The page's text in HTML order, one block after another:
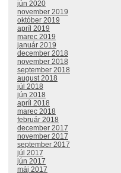
jún 2020
november 2019
október 2019
apríl 2019
marec 2019
január 2019
december 2018
november 2018
september 2018
august 2018
júl 2018
jún 2018
apríl 2018
marec 2018
február 2018
december 2017
november 2017
september 2017
júl 2017
jún 2017
máj 2017